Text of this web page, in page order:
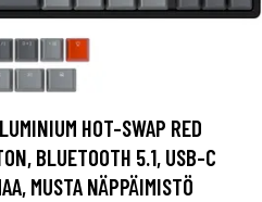
HOT-SWAP RED
BLUETOOTH 5.1, USB-C
MUSTA NÄPPÄIMISTÖ